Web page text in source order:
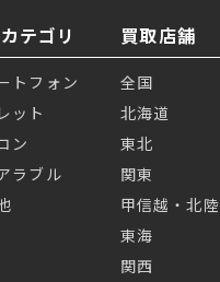
テゴリ
トフォン
ット
ン
ラブル
買取店舗
全国
北海道
東北
関東
甲信越・北陸
東海
関西